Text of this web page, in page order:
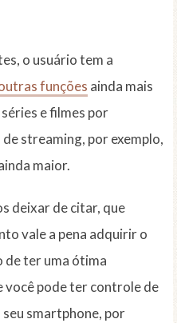
o usuário tem a
funções ainda mais
e filmes por
streaming, por exemplo,
maior.
deixar de citar, que
vale a pena adquirir o
ter uma ótima
você pode ter controle de
seu smartphone, por